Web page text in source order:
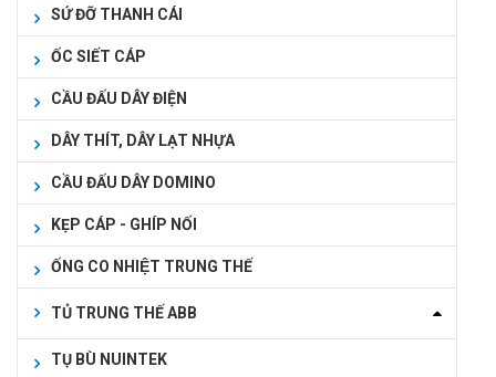
SỨ ĐỠ THANH CÁI
ỐC SIẾT CÁP
CẦU ĐẤU DÂY ĐIỆN
DÂY THÍT, DÂY LẠT NHỰA
CẦU ĐẤU DÂY DOMINO
KẸP CÁP - GHÍP NỐI
ỐNG CO NHIỆT TRUNG THẾ
TỦ TRUNG THẾ ABB
TỤ BÙ NUINTEK